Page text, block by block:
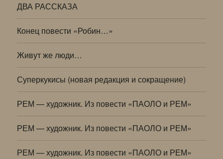
ДВА РАССКАЗА
Конец повести «Робин…»
Живут же люди…
Суперкукисы (новая редакция и сокращение)
РЕМ — художник. Из повести «ПАОЛО и РЕМ»
РЕМ — художник. Из повести «ПАОЛО и РЕМ»
РЕМ — художник. Из повести «ПАОЛО и РЕМ»